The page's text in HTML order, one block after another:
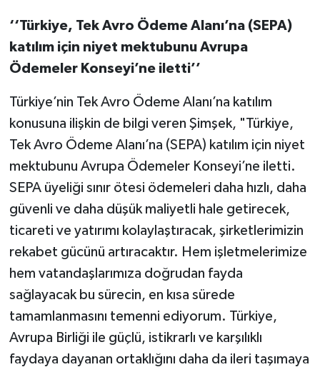
‘‘Türkiye, Tek Avro Ödeme Alanı’na (SEPA)
katılım için niyet mektubunu Avrupa
Ödemeler Konseyi’ne iletti’’
Türkiye’nin Tek Avro Ödeme Alanı’na katılım
konusuna ilişkin de bilgi veren Şimşek, "Türkiye,
Tek Avro Ödeme Alanı’na (SEPA) katılım için niyet
mektubunu Avrupa Ödemeler Konseyi’ne iletti.
SEPA üyeliği sınır ötesi ödemeleri daha hızlı, daha
güvenli ve daha düşük maliyetli hale getirecek,
ticareti ve yatırımı kolaylaştıracak, şirketlerimizin
rekabet gücünü artıracaktır. Hem işletmelerimize
hem vatandaşlarımıza doğrudan fayda
sağlayacak bu sürecin, en kısa sürede
tamamlanmasını temenni ediyorum. Türkiye,
Avrupa Birliği ile güçlü, istikrarlı ve karşılıklı
faydaya dayanan ortaklığını daha da ileri taşımaya